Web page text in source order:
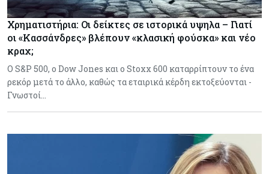
Χρηματιστήρια: Οι δείκτες σε ιστορικά υψηλα – Γιατί
οι «Κασσάνδρες» βλέπουν «κλασική φούσκα» και νέο
κραχ;
Ο S&P 500, ο Dow Jones και ο Stoxx 600 καταρρίπτουν το ένα
ρεκόρ μετά το άλλο, καθώς τα εταιρικά κέρδη εκτοξεύονται -
Γνωστοί…